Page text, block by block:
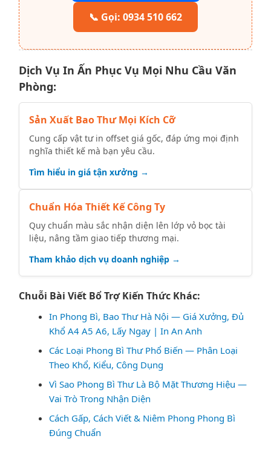
📞 Gọi: 0934 510 662
Dịch Vụ In Ấn Phục Vụ Mọi Nhu Cầu Văn
Phòng:
Sản Xuất Bao Thư Mọi Kích Cỡ
Cung cấp vật tư in offset giá gốc, đáp ứng mọi định
nghĩa thiết kế mà bạn yêu cầu.
Tìm hiểu in giá tận xưởng →
Chuẩn Hóa Thiết Kế Công Ty
Quy chuẩn màu sắc nhận diện lên lớp vỏ bọc tài
liệu, nâng tầm giao tiếp thương mại.
Tham khảo dịch vụ doanh nghiệp →
Chuỗi Bài Viết Bổ Trợ Kiến Thức Khác:
In Phong Bì, Bao Thư Hà Nội — Giá Xưởng, Đủ
Khổ A4 A5 A6, Lấy Ngay | In An Anh
Các Loại Phong Bì Thư Phổ Biến — Phân Loại
Theo Khổ, Kiểu, Công Dụng
Vì Sao Phong Bì Thư Là Bộ Mặt Thương Hiệu —
Vai Trò Trong Nhận Diện
Cách Gấp, Cách Viết & Niêm Phong Phong Bì
Đúng Chuẩn